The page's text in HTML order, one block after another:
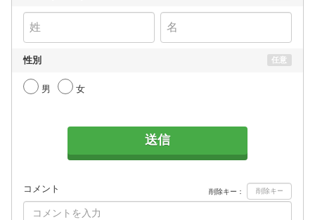
性別 任意
男 女
送信
コメント 削除キー：